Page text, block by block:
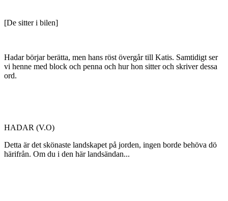
[De sitter i bilen]
Hadar börjar berätta, men hans röst övergår till Katis. Samtidigt ser
vi henne med block och penna och hur hon sitter och skriver dessa
ord.
HADAR (V.O)
Detta är det skönaste landskapet på jorden, ingen borde behöva dö
härifrån. Om du i den här landsändan...